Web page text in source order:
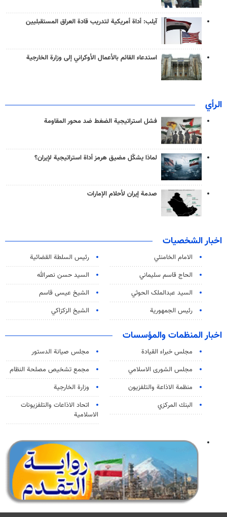
آيلب: أداة أمريكية لتدريب قادة العراق المستقبليين
استدعاء القائم بالأعمال الأوكراني إلى وزارة الخارجية
الرأي
فشل استراتيجية الضغط ضد محور المقاومة
لماذا يشكّل مضيق هرمز أداة استراتيجية لإيران؟
صدمة إيران لأحلام الإمارات
اخبار الشخصيات
الامام الخامنئي
رئیس السلطة القضائیة
الحاج قاسم سليماني
السيد حسن نصرالله
السید عبدالملک الحوثي
الشيخ عيسى قاسم
رئيس الجمهورية
الشيخ الزكزاكي
اخبار المنظمات والمؤسسات
مجلس خبراء القيادة
مجلس صيانة الدستور
مجلس الشورى الاسلامي
مجمع تشخيص مصلحة النظام
منظمة الاذاعة والتلفزیون
وزارة الخارجية
البنك المركزي
اتحاد الاذاعات والتلفزيونات
الاسلامية